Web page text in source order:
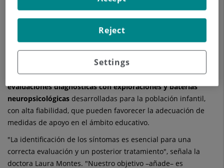
intervención de las diferentes enfermedades o casos".
Terapias en grupo y talleres con familiares
En función de la patología, se iniciarán
específicos de intervención psicológica y psiquiátricay, a su
vez, se abordarán terapias de grupo y talleres con familiares.
Igualmente, se ofrecerá la posibilidad de realizar
evaluaciones diagnósticas con exploraciones y baterías
neuropsicológicas desarrolladas para la población infantil,
con alta fiabilidad, que pueden favorecer la adecuación de
medidas de apoyo en el ámbito educativo.
"La identificación de los síntomas es esencial para una
correcta evaluación y un posterior tratamiento", señala la
doctora Laura Montes. "Nuestro objetivo –añade– es
Settings
Reject